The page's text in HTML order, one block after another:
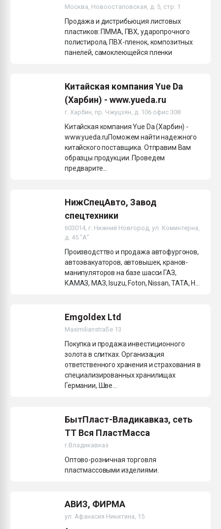
Москва, Новоостаповская, д. 5, стр. 1
Продажа и дистрибьюция листовых
пластиков: ПММА, ПВХ, ударопрочного
полистирола, ПВХ-пленок, композитных
панелей, самоклеющейся пленки
Китайская компания Yue Da
(Харбин) - www.yueda.ru
г. Харбин, пр. Чжуцзян, д. 106 офис 308
Китайская компания Yue Da (Харбин) -
www.yueda.ruПоможем найти надежного
китайского поставщика. Отправим Вам
образцы продукции. Проведем
предварите...
НижСпецАвто, Завод
спецтехники
603014, г. Нижний Новгород, ул. Коминтерна,
д. 45 "А"
Производсттво и продажа автофургонов,
автоэвакуаторов, автовышек, кранов-
манипуляторов на базе шасси ГАЗ,
КАМАЗ, МАЗ, Isuzu, Foton, Nissan, TATA, H...
Emgoldex Ltd
Maximilianstraße 13
Покупка и продажа инвестиционного
золота в слитках. Организация
ответственного хранения и страхования в
специализированных хранилищах
Германии, Шве...
БытПласт-Владикавказ, сеть
ТТ Вся ПластМасса
г.Владикавказ
Оптово-розничная торговля
пластмассовыми изделиями.
АВИЗ, ФИРМА
ул. Афанасия Никитина, 15